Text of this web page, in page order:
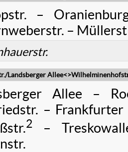
–
–
Landsberger
Allee –
–
2 –